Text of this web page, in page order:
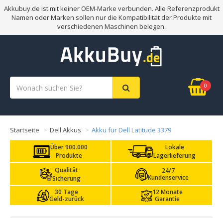
Akkubuy.de ist mit keiner OEM-Marke verbunden. Alle Referenzprodukt
Namen oder Marken sollen nur die Kompatibilität der Produkte mit
verschiedenen Maschinen belegen.
0
Startseite Dell Akkus Akku für Dell Latitude 3379
Über 900.000
Produkte
Lokale
Lagerlieferung
Qualität
Sicherung
24/7
Kundenservice
30 Tage
Geld-zurück
12 Monate
Garantie